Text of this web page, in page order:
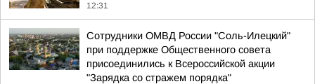
12:31
Сотрудники ОМВД России "Соль-Илецкий"
при поддержке Общественного совета
присоединились к Всероссийской акции
"Зарядка со стражем порядка"